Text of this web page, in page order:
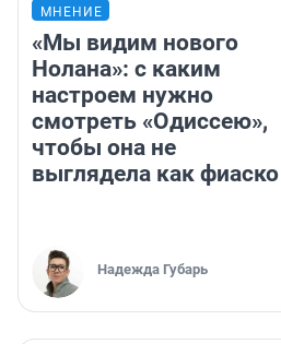
МНЕНИЕ
«Мы видим нового
Нолана»: с каким
настроем нужно
смотреть «Одиссею»,
чтобы она не
выглядела как фиаско
Надежда Губарь